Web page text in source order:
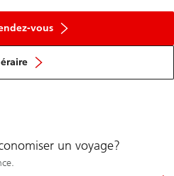
vous
un voyage?